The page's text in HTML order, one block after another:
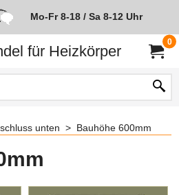
Mo-Fr 8-18 / Sa 8-12 Uhr
für Heizkörper
0
unten > Bauhöhe 600mm